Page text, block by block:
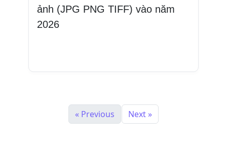
ảnh (JPG PNG TIFF) vào năm
2026
« Previous Next »